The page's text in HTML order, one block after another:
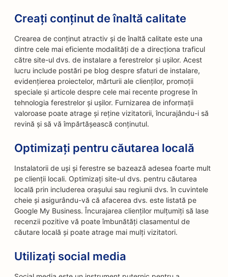
Creați conținut de înaltă calitate
Crearea de conținut atractiv și de înaltă calitate este una
dintre cele mai eficiente modalități de a direcționa traficul
către site-ul dvs. de instalare a ferestrelor și ușilor. Acest
lucru include postări pe blog despre sfaturi de instalare,
evidențierea proiectelor, mărturii ale clienților, promoții
speciale și articole despre cele mai recente progrese în
tehnologia ferestrelor și ușilor. Furnizarea de informații
valoroase poate atrage și reține vizitatorii, încurajându-i să
revină și să vă împărtășească conținutul.
Optimizați pentru căutarea locală
Instalatorii de uși și ferestre se bazează adesea foarte mult
pe clienții locali. Optimizați site-ul dvs. pentru căutarea
locală prin includerea orașului sau regiunii dvs. în cuvintele
cheie și asigurându-vă că afacerea dvs. este listată pe
Google My Business. Încurajarea clienților mulțumiți să lase
recenzii pozitive vă poate îmbunătăți clasamentul de
căutare locală și poate atrage mai mulți vizitatori.
Utilizați social media